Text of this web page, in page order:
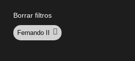
Borrar filtros
Fernando II